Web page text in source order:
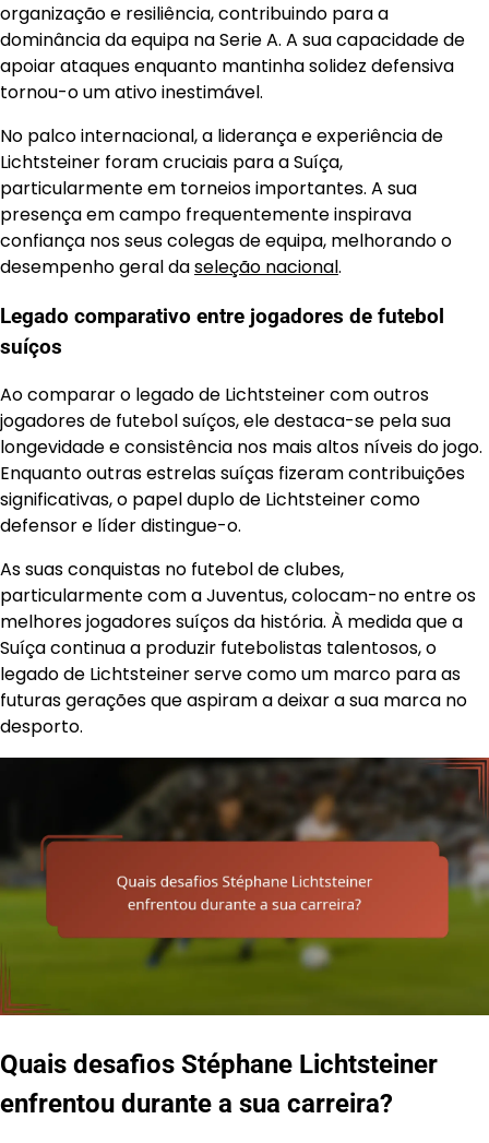
organização e resiliência, contribuindo para a
dominância da equipa na Serie A. A sua capacidade de
apoiar ataques enquanto mantinha solidez defensiva
tornou-o um ativo inestimável.
No palco internacional, a liderança e experiência de
Lichtsteiner foram cruciais para a Suíça,
particularmente em torneios importantes. A sua
presença em campo frequentemente inspirava
confiança nos seus colegas de equipa, melhorando o
desempenho geral daseleção nacional.
Legado comparativo entre jogadores de futebol
suíços
Ao comparar o legado de Lichtsteiner com outros
jogadores de futebol suíços, ele destaca-se pela sua
longevidade e consistência nos mais altos níveis do jogo.
Enquanto outras estrelas suíças fizeram contribuições
significativas, o papel duplo de Lichtsteiner como
defensor e líder distingue-o.
As suas conquistas no futebol de clubes,
particularmente com a Juventus, colocam-no entre os
melhores jogadores suíços da história. À medida que a
Suíça continua a produzir futebolistas talentosos, o
legado de Lichtsteiner serve como um marco para as
futuras gerações que aspiram a deixar a sua marca no
desporto.
Quais desafios Stéphane Lichtsteiner
enfrentou durante a sua carreira?